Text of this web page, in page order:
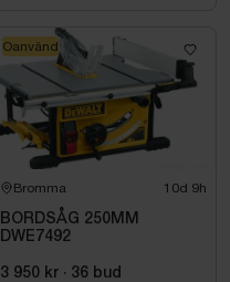
Bromma 10d 9h
BORDSÅG 250MM
DWE7492
3 950 kr · 36 bud
Oanvänd